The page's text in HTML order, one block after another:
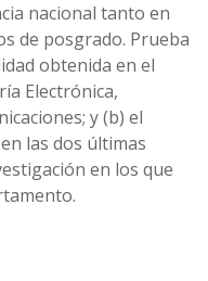
nacional tanto en
de posgrado. Prueba
obtenida en el
Electrónica,
y (b) el
las dos últimas
en los que